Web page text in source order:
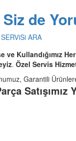
de
SERViSi ARA
ve Kullandığımız
. Özel Servis
Garantili
Satışımız